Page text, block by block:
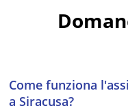
Come funziona
a Siracusa?